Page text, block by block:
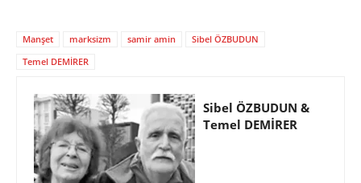
Manşet marksizm samir amin
Sibel ÖZBUDUN
Temel DEMİRER
Sibel ÖZBUDUN &
Temel DEMİRER